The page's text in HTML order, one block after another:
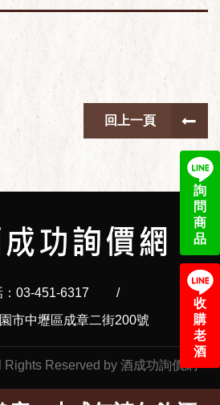
詢
問
商
品
收
購
老
酒
回上一頁
：03-451-6317
/
市中壢區成章二街200號
Reserved by 酒成功詢價網